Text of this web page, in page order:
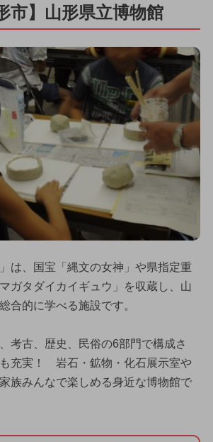
市】山形県立博物館
は、国宝「縄文の女神」や県指定重
ガタダイカイギュウ」を収蔵し、山
合的に学べる施設です。
考古、歴史、民俗の6部門で構成さ
充実！ 岩石・鉱物・化石展示室や
族みんなで楽しめる身近な博物館で